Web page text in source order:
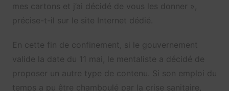
mes cartons et j’ai décidé de vous les donner »,
précise-t-il sur le site Internet dédié.
En cette fin de confinement, si le gouvernement
valide la date du 11 mai, le mentaliste a décidé de
proposer un autre type de contenu. Si son emploi du
temps a pu être chamboulé par la crise sanitaire,